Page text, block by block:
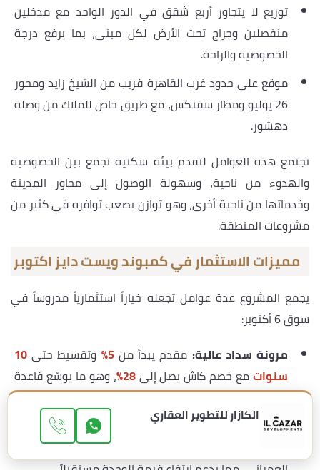
توزيع لا يتجاوز أربع شقق في الدور الواحد مع مدخلين
منفصلين وجراج تحت الأرض لكل مبنى، بما يرفع درجة
الخصوصية والراحة.
موقع على حدود غرب القاهرة قريب من الشيخ زايد ومحور
26 يوليو ومطار سفنكس، مع طريق خاص للملاك من وصلة
دهشور.
تجتمع هذه العوامل لتقدم بيئة سكنية تجمع بين الخصوصية
والهدوء من ناحية، وسهولة الوصول إلى محاور المدينة
وخدماتها من ناحية أخرى، وهو توازن يصعب توافره في كثير من
مشروعات المنطقة.
مميزات الاستثمار في كمبوند ويست دايز اكتوبر
يجمع المشروع عدة عوامل تجعله خياراً استثمارياً مدروساً في
سوق 6 أكتوبر:
مرونة سداد عالية: مقدم يبدأ من5% وتقسيط حتى 10
سنوات مع خصم كاش يصل إلى28% ، وهو ما يوسّع قاعدة
المشترين المحتملين عند إعادة البيع.
موقع واعد:التوسعات الشمالية المتاخمة للشيخ زايد من
المناطق التي يتصاعد الطلب عليها مع نمو أكتوبر
الكازار للتطوير العقاري